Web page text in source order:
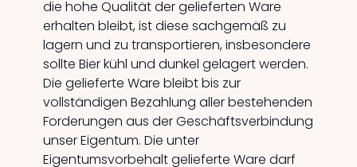
die hohe Qualität der gelieferten Ware
erhalten bleibt, ist diese sachgemäß zu
lagern und zu transportieren, insbesondere
sollte Bier kühl und dunkel gelagert werden.
Die gelieferte Ware bleibt bis zur
vollständigen Bezahlung aller bestehenden
Forderungen aus der Geschäftsverbindung
unser Eigentum. Die unter
Eigentumsvorbehalt gelieferte Ware darf